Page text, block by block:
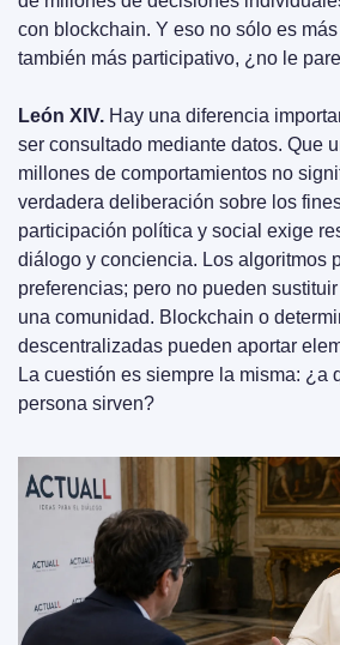
con blockchain. Y eso no sólo es
también más participativo, ¿no le
León XIV. Hay una diferencia
ser consultado mediante datos. Que
millones de comportamientos no
verdadera deliberación sobre los
participación política y social exige
diálogo y conciencia. Los algoritmos
preferencias; pero no pueden
una comunidad. Blockchain o
descentralizadas pueden aportar
La cuestión es siempre la misma: ¿a
persona sirven?